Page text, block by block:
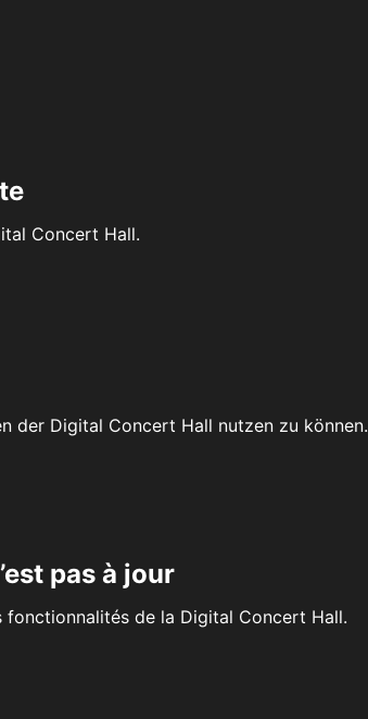
Concert Hall.
der Digital Concert Hall nutzen zu können.
pas à jour
de la Digital Concert Hall.